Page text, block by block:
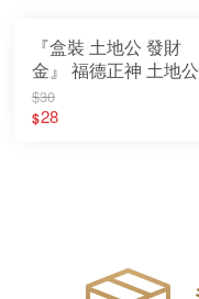
『盒裝 土地公 發財
金』 福德正神 土地公
神明用 環保金紙 盒子
金
$30
$28